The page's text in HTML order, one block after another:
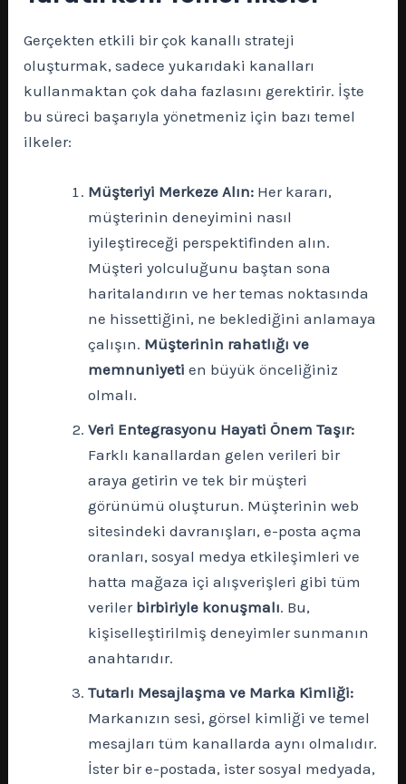
Gerçekten etkili bir çok kanallı strateji
oluşturmak, sadece yukarıdaki kanalları
kullanmaktan çok daha fazlasını gerektirir. İşte
bu süreci başarıyla yönetmeniz için bazı temel
ilkeler:
Müşteriyi Merkeze Alın: Her kararı,
müşterinin deneyimini nasıl
iyileştireceği perspektifinden alın.
Müşteri yolculuğunu baştan sona
haritalandırın ve her temas noktasında
ne hissettiğini, ne beklediğini anlamaya
çalışın. Müşterinin rahatlığı ve
memnuniyeti en büyük önceliğiniz
olmalı.
Veri Entegrasyonu Hayati Önem Taşır:
Farklı kanallardan gelen verileri bir
araya getirin ve tek bir müşteri
görünümü oluşturun. Müşterinin web
sitesindeki davranışları, e-posta açma
oranları, sosyal medya etkileşimleri ve
hatta mağaza içi alışverişleri gibi tüm
veriler birbiriyle konuşmalı. Bu,
kişiselleştirilmiş deneyimler sunmanın
anahtarıdır.
Tutarlı Mesajlaşma ve Marka Kimliği:
Markanızın sesi, görsel kimliği ve temel
mesajları tüm kanallarda aynı olmalıdır.
İster bir e-postada, ister sosyal medyada,